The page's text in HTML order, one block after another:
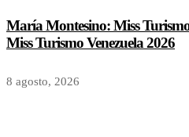
María Montesino: Miss
Miss Turismo Venezuela 2026
8 agosto, 2026